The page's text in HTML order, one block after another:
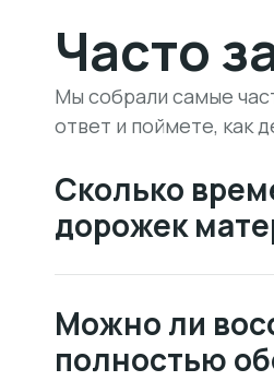
Часто
Мы собрали самые
ответ и поймете, как
Сколько
дорожек
Можно ли
полностью